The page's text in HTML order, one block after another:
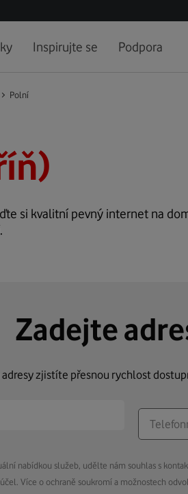
Inspirujte se Podpora
Polní
si kvalitní pevný internet na
Zadejte
zjistíte přesnou rychlost
nabídkou služeb, udělte nám souhlas s
Více o ochraně soukromí a možnostech